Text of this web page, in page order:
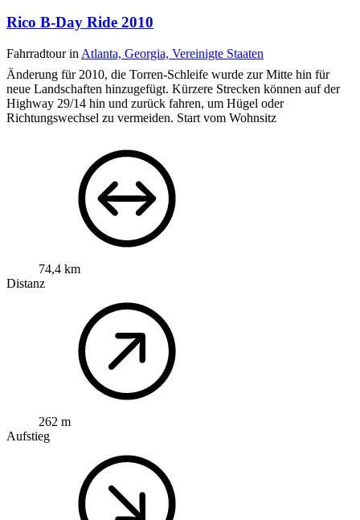
Rico B-Day Ride 2010
Fahrradtour in Atlanta, Georgia, Vereinigte Staaten
Änderung für 2010, die Torren-Schleife wurde zur Mitte hin für
neue Landschaften hinzugefügt. Kürzere Strecken können auf der
Highway 29/14 hin und zurück fahren, um Hügel oder
Richtungswechsel zu vermeiden. Start vom Wohnsitz
74,4 km
Distanz
262 m
Aufstieg